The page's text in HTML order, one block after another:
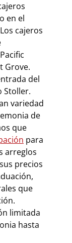
en el
cajeros
Grove.
del
Stoller.
variedad
de
que
para
arreglos
precios
que
limitada
hasta